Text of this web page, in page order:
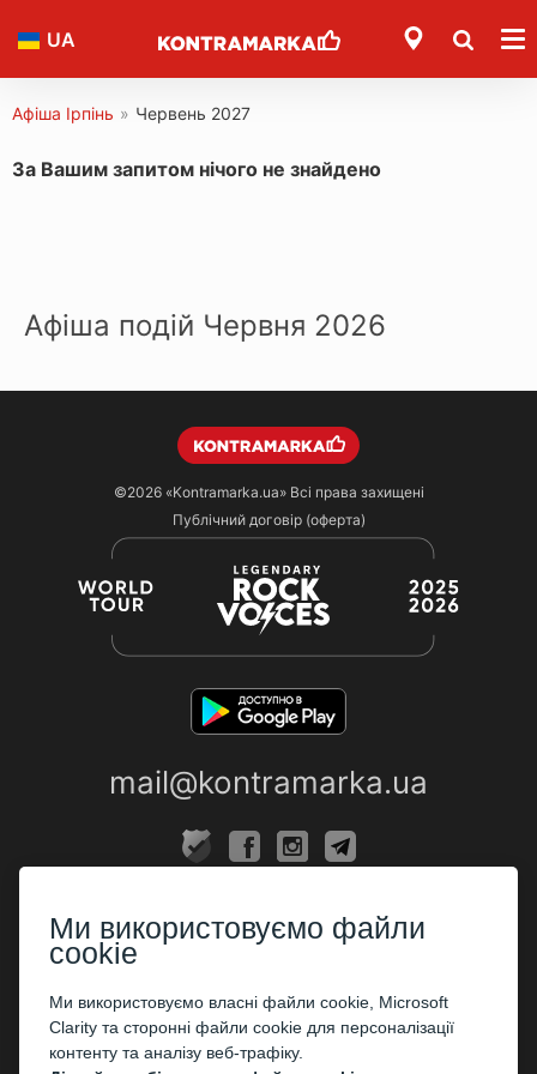
UA
Афіша Ірпінь » Червень 2027
За Вашим запитом нічого не знайдено
Афіша подій Червня 2026
©2026 «Kontramarka.ua»Всі права захищені
Публічний договір (оферта)
mail@kontramarka.ua
Каси
ПАРТНЕРАМ
Організаторам
Ми використовуємо файли
cookie
Ми використовуємо власні файли cookie, Microsoft
Clarity та сторонні файли cookie для персоналізації
контенту та аналізу веб-трафіку.